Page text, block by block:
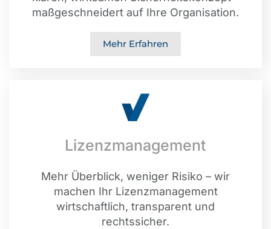
maßgeschneidert auf Ihre Organisation.
Mehr Erfahren
Lizenzmanagement
Mehr Überblick, weniger Risiko – wir
machen Ihr Lizenzmanagement
wirtschaftlich, transparent und
rechtssicher.